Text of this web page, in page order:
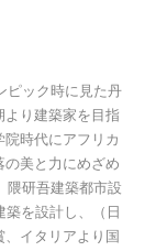
ピック時に見た丹
り建築家を目指
時代にアフリカ
美と力にめざめ
隈研吾建築都市設
を設計し、（日
イタリアより国